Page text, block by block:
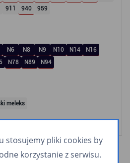
911 940 959
N6 N8 N9 N10 N14
N16
N78 N89 N94
meleks
stosujemy pliki cookies by
korzystanie z serwisu.